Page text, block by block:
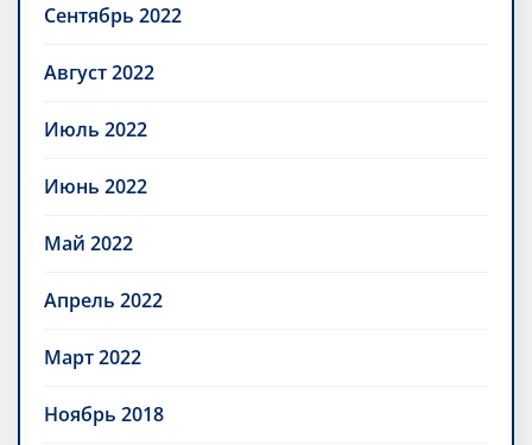
Сентябрь 2022
Август 2022
Июль 2022
Июнь 2022
Май 2022
Апрель 2022
Март 2022
Ноябрь 2018